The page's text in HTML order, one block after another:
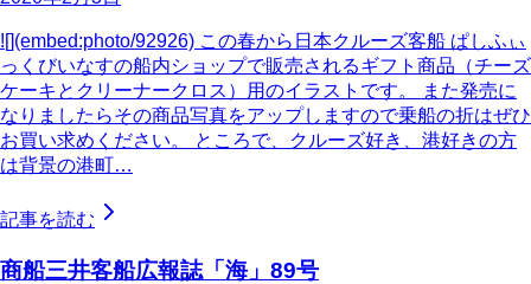
![](embed:photo/92926) この春から日本クルーズ客船 ぱしふぃ
っくびいなすの船内ショップで販売されるギフト商品（チーズ
ケーキとクリーナークロス）用のイラストです。 また発売に
なりましたらその商品写真をアップしますので乗船の折はぜひ
お買い求めください。 ところで、クルーズ好き、港好きの方
は背景の港町…
記事を読む
商船三井客船広報誌「海」89号